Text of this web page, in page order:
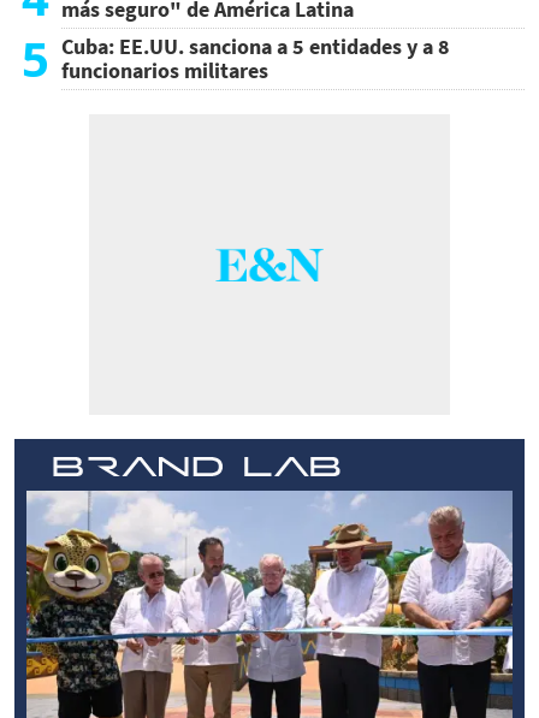
más seguro" de América Latina
5 Cuba: EE.UU. sanciona a 5 entidades y a 8
funcionarios militares